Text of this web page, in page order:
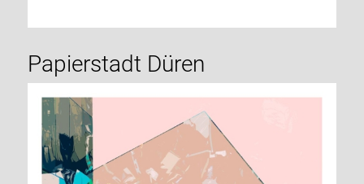
Papierstadt Düren